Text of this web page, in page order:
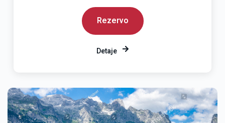
Rezervo
Detaje